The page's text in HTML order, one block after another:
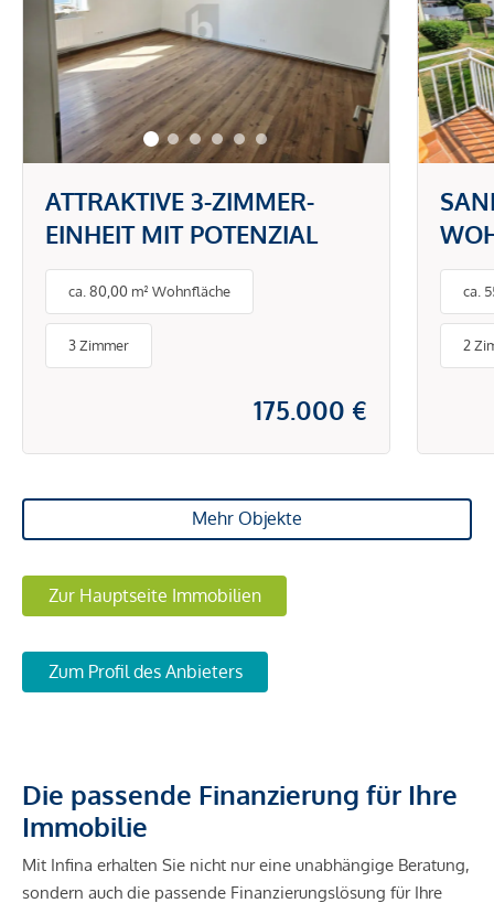
ATTRAKTIVE 3-ZIMMER-
EINHEIT MIT POTENZIAL
ca. 80,00 m² Wohnfläche
3 Zimmer
175.000 €
ca.
2
Mehr Objekte
Zur Hauptseite Immobilien
Zum Profil des Anbieters
Die passende Finanzierung für Ihre
Immobilie
Mit Infina erhalten Sie nicht nur eine unabhängige Beratung,
sondern auch die passende Finanzierungslösung für Ihre